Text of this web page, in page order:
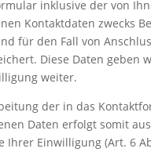
inklusive der von
Kontaktdaten zwecks
für den Fall von
Diese Daten geben
weiter.
der in das
Daten erfolgt somit
Ihrer Einwilligung (Art. 6